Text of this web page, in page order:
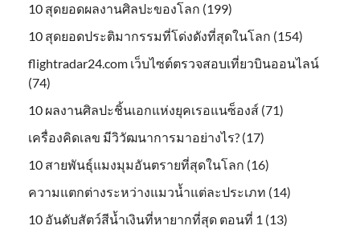
10 สุดยอดผลงานศิลปะของโลก (199)
10 สุดยอดประติมากรรมที่โด่งดังที่สุดในโลก (154)
flightradar24.com เว็บไซต์ตรวจสอบเที่ยวบินออนไลน์
(74)
10 ผลงานศิลปะชิ้นเอกแห่งยุคเรอแนซ็องส์ (71)
เครื่องคิดเลข มีวิวัฒนาการมาอย่างไร? (17)
10 สายพันธุ์แมงมุมอันตรายที่สุดในโลก (16)
ความแตกต่างระหว่างแมวน้ำแต่ละประเภท (14)
10 อันดับสัตว์สีน้ำเงินที่หายากที่สุด ตอนที่ 1 (13)